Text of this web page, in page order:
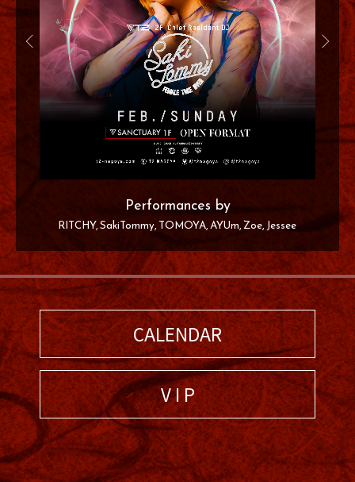
Performances by
RITCHY SakiTommy TOMOYA AYUm Zoe Jessee
CALENDAR
V I P